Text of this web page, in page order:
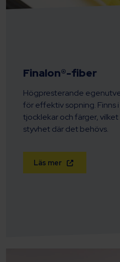
Finalon®-fiber
Högpresterande
för effektiv sopning. Finns
tjocklekar och färger,
styvhet där det behövs.
Läs mer